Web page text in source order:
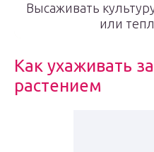
Высаживать
или
Как ухаживать
растением